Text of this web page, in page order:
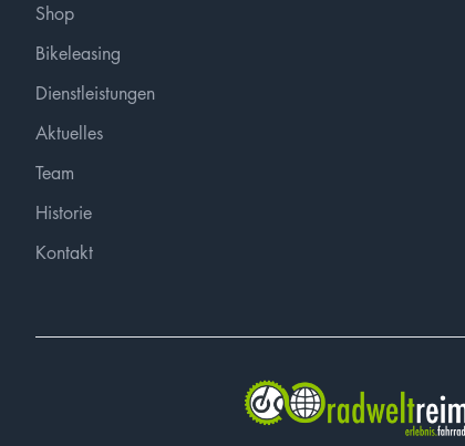
Shop
Bikeleasing
Dienstleistungen
Aktuelles
Team
Historie
Kontakt